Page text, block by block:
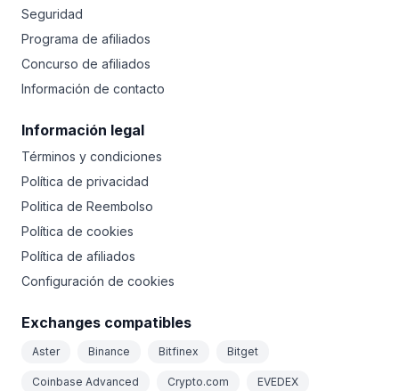
Seguridad
Programa de afiliados
Concurso de afiliados
Información de contacto
Información legal
Términos y condiciones
Política de privacidad
Politica de Reembolso
Política de cookies
Política de afiliados
Configuración de cookies
Exchanges compatibles
Aster Binance Bitfinex Bitget
Coinbase Advanced Crypto.com EVEDEX